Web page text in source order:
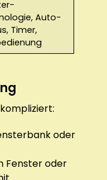
Auto-
Timer,
oder
Fenster oder